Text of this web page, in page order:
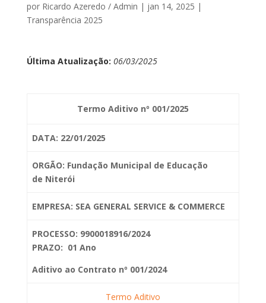
por Ricardo Azeredo / Admin | jan 14, 2025 |
Transparência 2025
Última Atualização: 06/03/2025
Termo Aditivo nº 001/2025
DATA: 22/01/2025
ORGÃO: Fundação Municipal de Educação
de Niterói
EMPRESA: SEA GENERAL SERVICE & COMMERCE
PROCESSO: 9900018916/2024
PRAZO: 01 Ano
Aditivo ao Contrato nº 001/2024
Termo Aditivo